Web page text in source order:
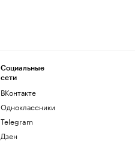
Социальные
сети
ВКонтакте
Одноклассники
Telegram
Дзен